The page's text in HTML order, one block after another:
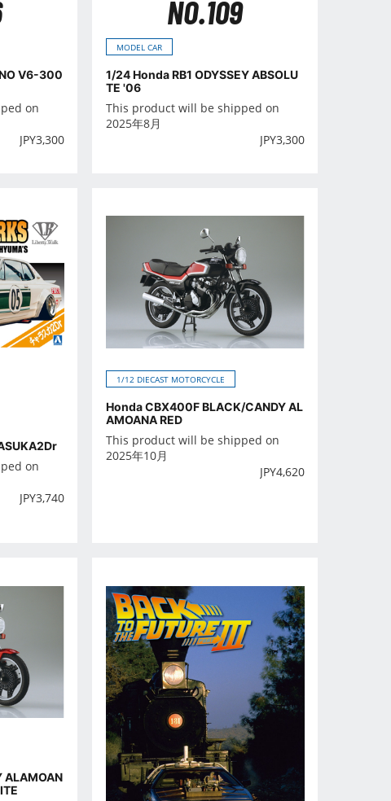
V6-300
on
JPY3,300
NO.109
MODEL CAR
1/24 Honda RB1 ODYSSEY ABSOLU
TE '06
This product will be shipped on
2025年8月
JPY3,300
on
JPY3,740
1/12 DIECAST MOTORCYCLE
Honda CBX400F BLACK/CANDY AL
AMOANA RED
This product will be shipped on
2025年10月
JPY4,620
ALAMOAN